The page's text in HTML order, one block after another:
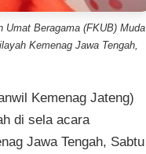
Umat Beragama (FKUB) Muda
Kemenag Jawa Tengah,
Kemenag Jateng)
di sela acara
Jawa Tengah, Sabtu